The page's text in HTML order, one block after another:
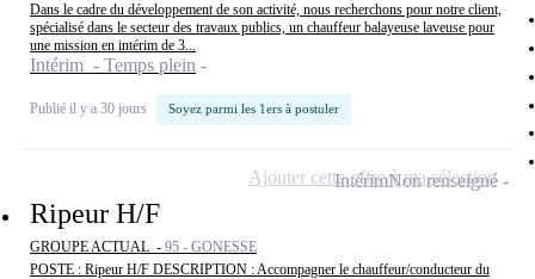
Dans le cadre du développement de son activité, nous recherchons pour notre client,
spécialisé dans le secteur des travaux publics, un chauffeur balayeuse laveuse pour
une mission en intérim de 3...
Intérim - Temps plein
Publié il y a 30 jours Soyez parmi les 1ers à postuler
Ripeur H/F
GROUPE ACTUAL - 95 - GONESSE
POSTE : Ripeur H/F DESCRIPTION : Accompagner le chauffeur/conducteur du
IntérimNon renseigné
Ajouter cette offre à ma sélection